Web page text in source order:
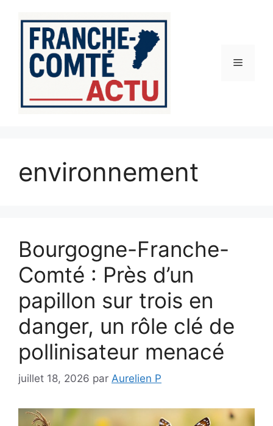
contenu
Menu
environnement
Bourgogne-Franche-
Comté : Près d’un
papillon sur trois en
danger, un rôle clé de
pollinisateur menacé
juillet 18, 2026 par Aurelien P